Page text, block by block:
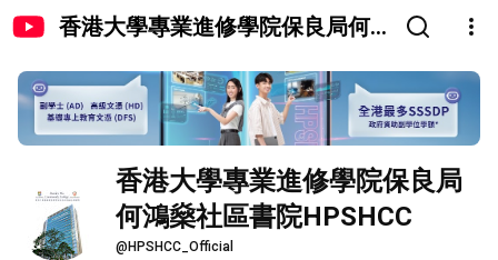
香港大學專業進修學院保良局何
香港大學專業進修學院保良局
何鴻燊社區書院HPSHCC
@HPSHCC_Official